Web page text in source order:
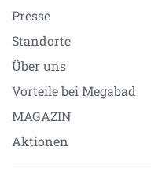
Presse
Standorte
Über uns
Vorteile bei Megabad
MAGAZIN
Aktionen